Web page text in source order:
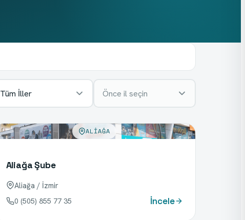
Tüm İller Önce il seçin
ALIAĞA
Aliağa Şube
Aliağa / İzmir
0 (505) 855 77 35 İncele